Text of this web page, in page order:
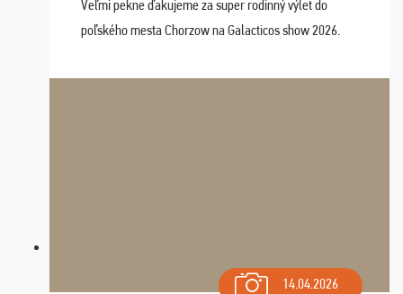
Veľmi pekne ďakujeme za super rodinný výlet do
poľského mesta Chorzow na Galacticos show 2026.
Navštívili sme aj zábavný park Legendia, previe ...
14.04.2026